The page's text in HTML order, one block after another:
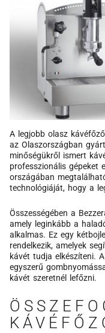
A legjobb olasz
az Olaszországban
minőségükről ismert
professzionális gépeket
országában
technológiáját, hogy a
Összességében a
amely leginkább a
alkalmas. Ez egy
rendelkezik, amelyek
kávét tudja elkészíteni.
egyszerű
kávét szeretnél lefőzni.